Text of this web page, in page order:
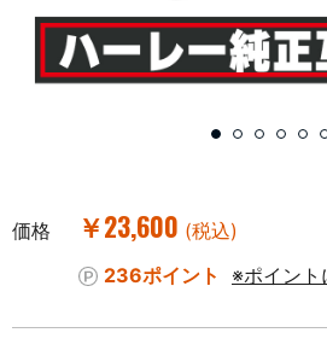
価格 ￥23,600 (税込)
236ポイント
※ポイント